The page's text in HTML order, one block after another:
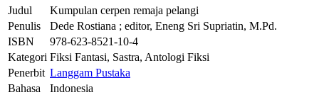
Judul
Kumpulan cerpen remaja pelangi
Penulis
Dede Rostiana ; editor, Eneng Sri Supriatin, M.Pd.
ISBN
978-623-8521-10-4
Kategori Fiksi Fantasi, Sastra, Antologi Fiksi
Penerbit Langgam Pustaka
Bahasa
Indonesia